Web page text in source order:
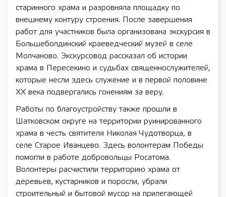
старинного храма и разровняла площадку по
внешнему контуру строения. После завершения
работ для участников была организована экскурсия в
Большеболдинский краеведческий музей в селе
Молчаново. Экскурсовод рассказал об истории
храма в Пересекино и судьбах священнослужителей,
которые несли здесь служение и в первой половине
XX века подвергались гонениям за веру.
Работы по благоустройству также прошли в
Шатковском округе на территории руинированного
храма в честь святителя Николая Чудотворца, в
селе Старое Иванцево. Здесь волонтерам Победы
помогли в работе добровольцы Росатома.
Волонтеры расчистили территорию храма от
деревьев, кустарников и поросли, убрали
строительный и бытовой мусор на прилегающей